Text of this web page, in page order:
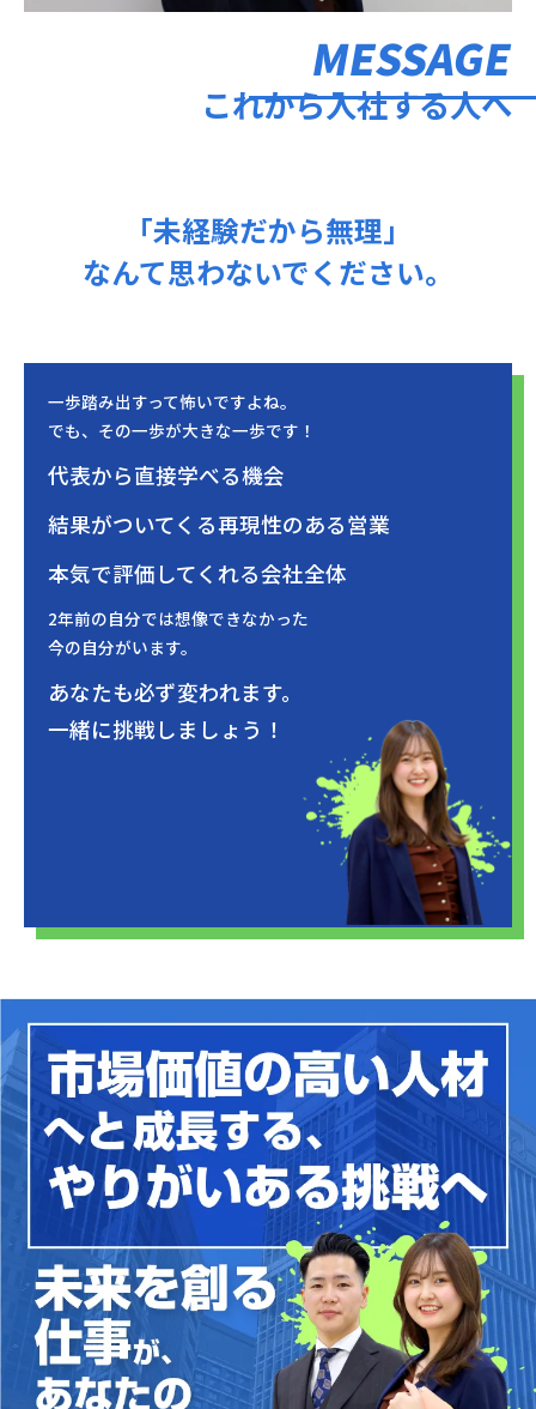
MESSAGE
これから入社する人へ
「未経験だから無理」
なんて思わないでください。
一歩踏み出すって怖いですよね。
でも、その一歩が大きな一歩です！
代表から直接学べる機会
結果がついてくる再現性のある営業
本気で評価してくれる会社全体
2年前の自分では想像できなかった
今の自分がいます。
あなたも必ず変われます。
一緒に挑戦しましょう！